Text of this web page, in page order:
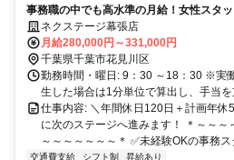
事務職の中でも高水準の月給！女性スタ
上場ならではの充実した福利厚生も魅力◎
ネクステージ幕張店
月給280,000円～331,000円
千葉県千葉市花見川区
勤務時間・曜日: 9：30 ～18：30 ※実
生した場合は1分単位で算出し、手当を
仕事内容: ＼年間休日120日＋計画年休
に次のステージへ進みます！ ＊～～～
～～～～～～～＊ ✅未経験OKの事務
交通費支給 シフト制 昇給あり